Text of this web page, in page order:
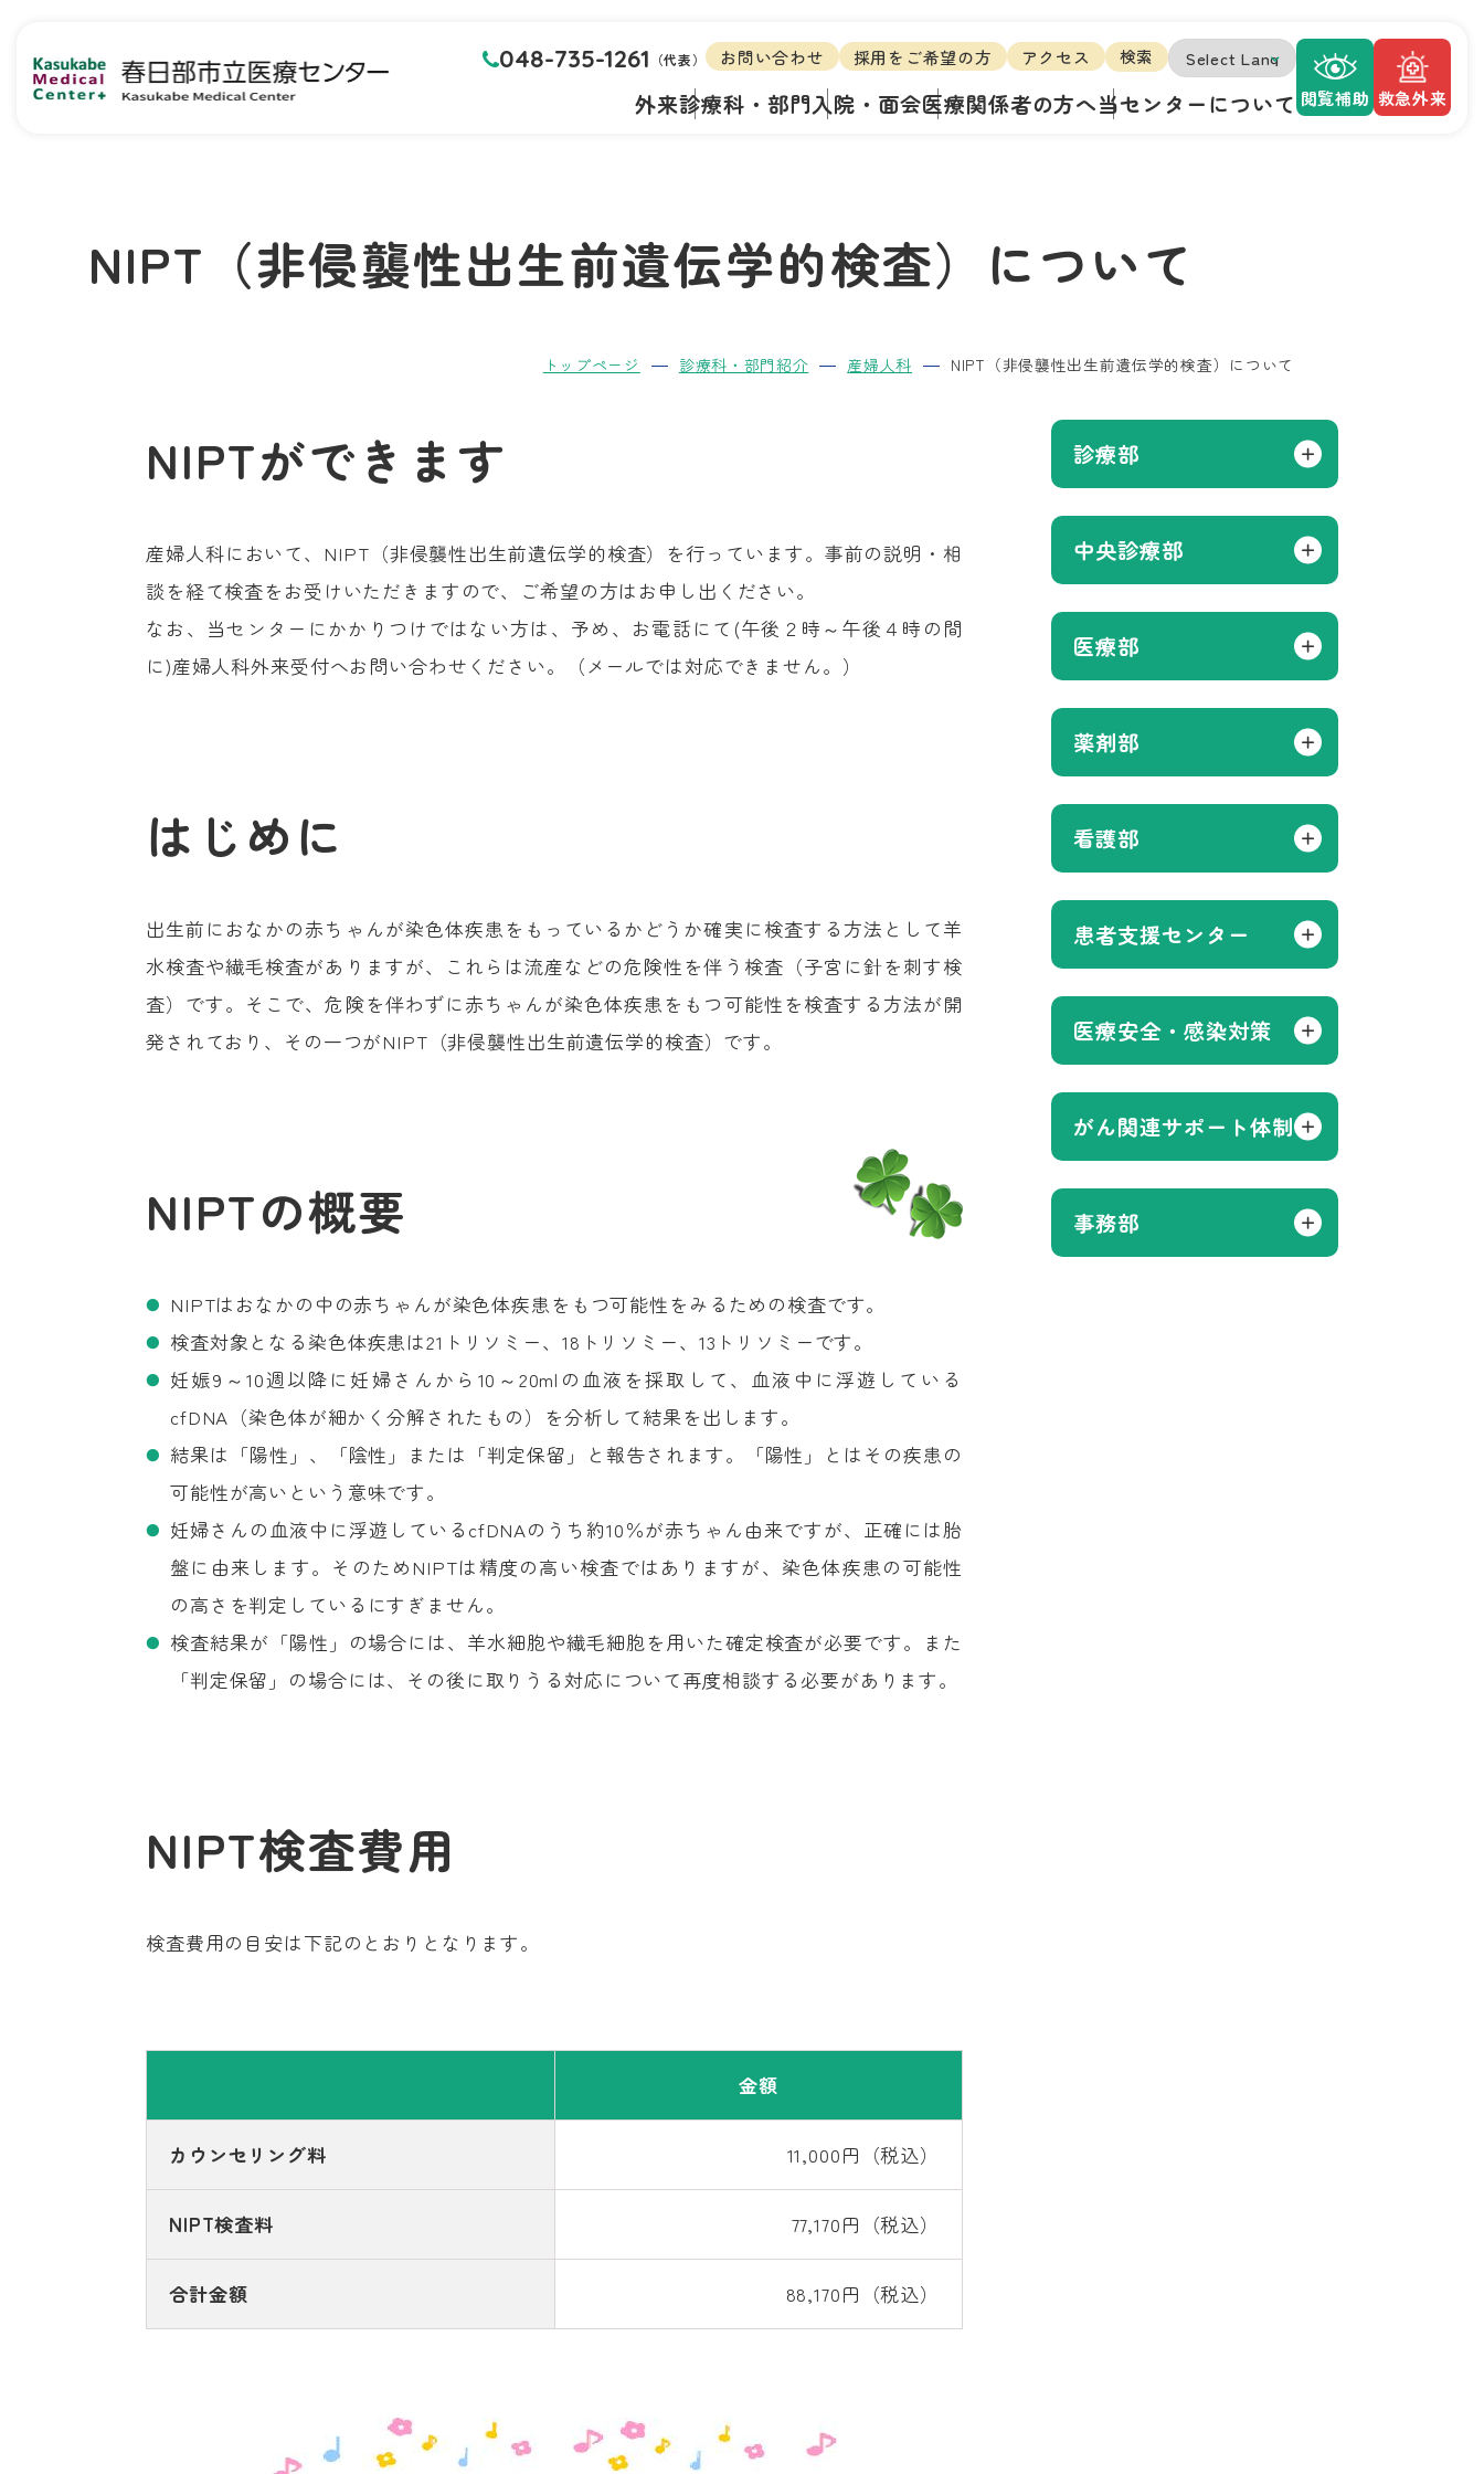
048-735-1261 （代表） お問い合わせ 採用をご希望の方 アクセス 検索
外来診療科・部門入院・面会医療関係者の方へ当センターについて 閲覧補助 救急外来
NIPT（非侵襲性出生前遺伝学的検査）について
トップページ 診療科・部門紹介 産婦人科 NIPT（非侵襲性出生前遺伝学的検査）について
NIPTができます
産婦人科において、NIPT（非侵襲性出生前遺伝学的検査）を行っています。事前の説明・相
談を経て検査をお受けいただきますので、ご希望の方はお申し出ください。
なお、当センターにかかりつけではない方は、予め、お電話にて(午後２時～午後４時の間
に)産婦人科外来受付へお問い合わせください。（メールでは対応できません。）
はじめに
出生前におなかの赤ちゃんが染色体疾患をもっているかどうか確実に検査する方法として羊
水検査や繊毛検査がありますが、これらは流産などの危険性を伴う検査（子宮に針を刺す検
査）です。そこで、危険を伴わずに赤ちゃんが染色体疾患をもつ可能性を検査する方法が開
発されており、その一つがNIPT（非侵襲性出生前遺伝学的検査）です。
NIPTの概要
NIPTはおなかの中の赤ちゃんが染色体疾患をもつ可能性をみるための検査です。
検査対象となる染色体疾患は21トリソミー、18トリソミー、13トリソミーです。
妊娠9～10週以降に妊婦さんから10～20mlの血液を採取して、血液中に浮遊している
cfDNA（染色体が細かく分解されたもの）を分析して結果を出します。
結果は「陽性」、「陰性」または「判定保留」と報告されます。「陽性」とはその疾患の
可能性が高いという意味です。
妊婦さんの血液中に浮遊しているcfDNAのうち約10％が赤ちゃん由来ですが、正確には胎
盤に由来します。そのためNIPTは精度の高い検査ではありますが、染色体疾患の可能性
の高さを判定しているにすぎません。
検査結果が「陽性」の場合には、羊水細胞や繊毛細胞を用いた確定検査が必要です。また
「判定保留」の場合には、その後に取りうる対応について再度相談する必要があります。
NIPT検査費用
検査費用の目安は下記のとおりとなります。
金額
カウンセリング料 11,000円（税込）
NIPT検査料 77,170円（税込）
合計金額 88,170円（税込）
診療部
中央診療部
医療部
薬剤部
看護部
患者支援センター
医療安全・感染対策
がん関連サポート体制
事務部